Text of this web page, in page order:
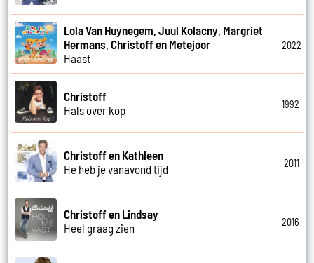
Lola Van Huynegem, Juul Kolacny, Margriet
Hermans, Christoff en Metejoor
Haast
2022
Christoff
Hals over kop
1992
Christoff en Kathleen
He heb je vanavond tijd
2011
Christoff en Lindsay
Heel graag zien
2016